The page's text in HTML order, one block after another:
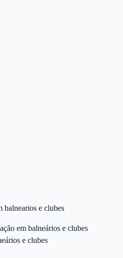
balnearios e clubes
em balneários e clubes